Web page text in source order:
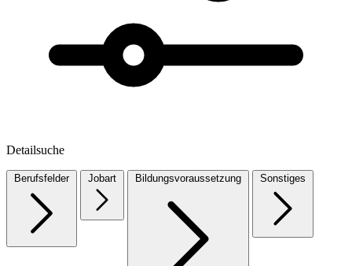
Detailsuche
Berufsfelder Jobart Bildungsvoraussetzung Sonstiges